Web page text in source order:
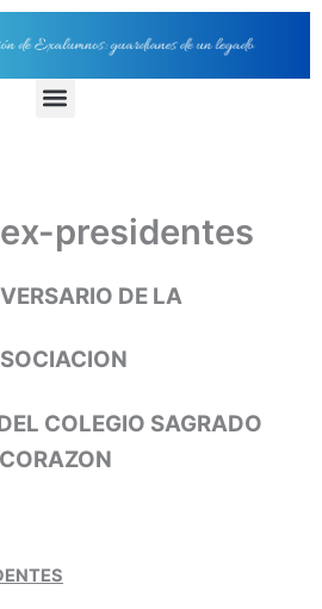
Menu
presidentes
DE LA
COLEGIO SAGRADO
CORAZON